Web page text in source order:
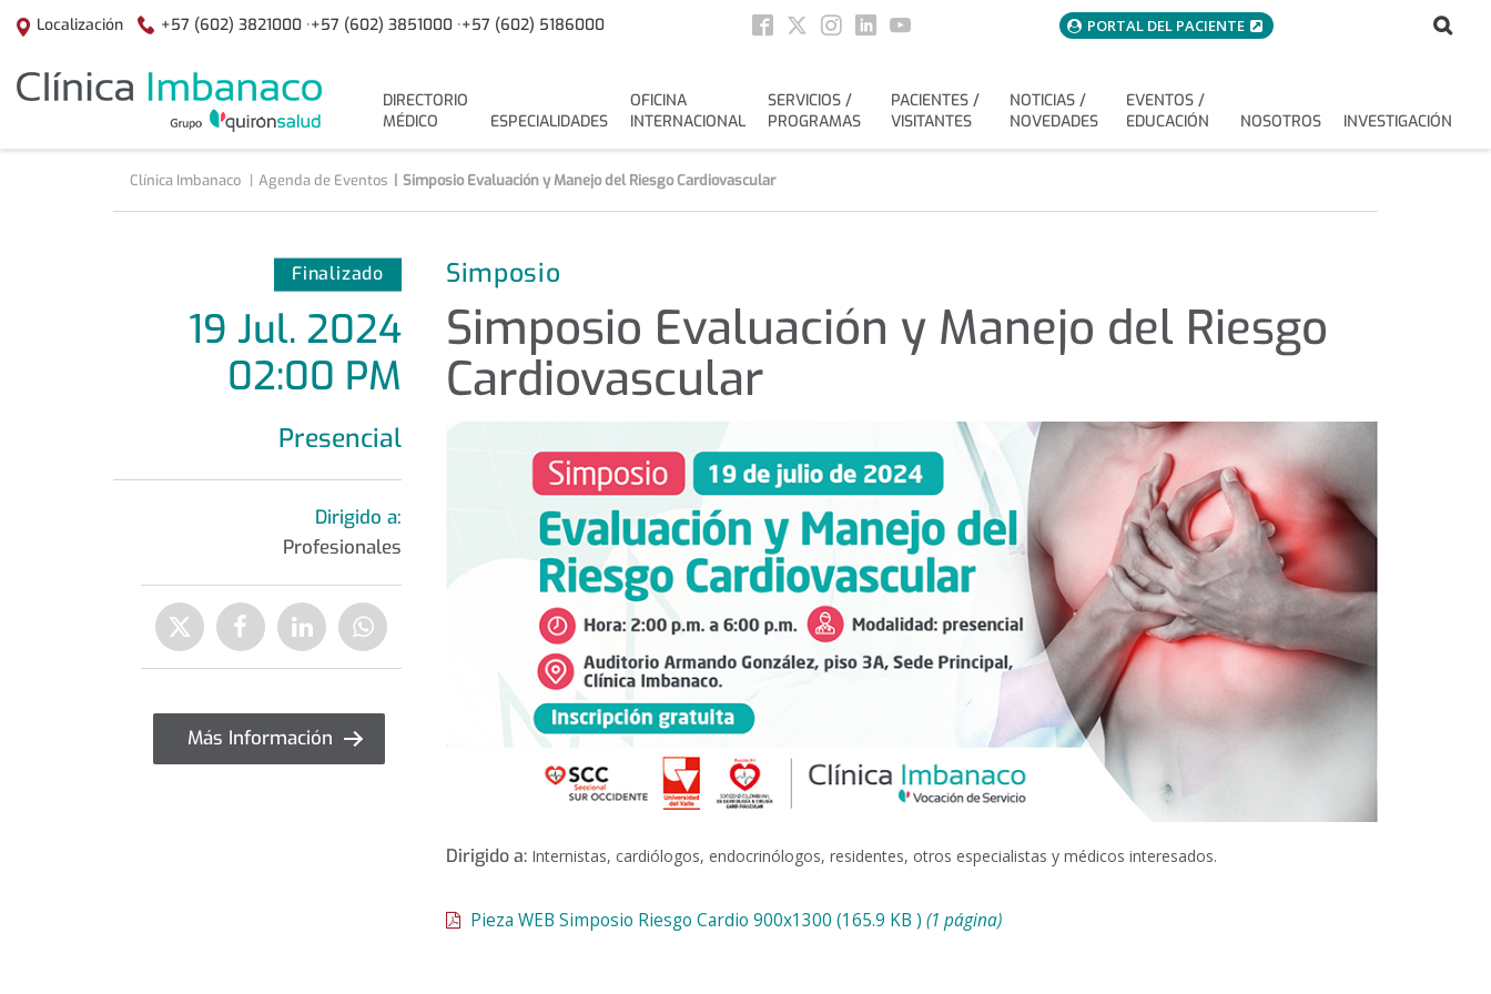
Localización +57 (602) 3821000 ·+57 (602) 3851000 ·+57 (602) 5186000
Social
menuAcceso
PORTAL DEL PACIENTE
Buscar
DIRECTORIO
MÉDICO
ESPECIALIDADES
OFICINA
INTERNACIONAL
SERVICIOS /
PROGRAMAS
PACIENTES /
VISITANTES
NOTICIAS /
NOVEDADES
EVENTOS /
EDUCACIÓN
NOSOTROS INVESTIGACIÓN
Clínica Imbanaco Agenda de Eventos Simposio Evaluación y Manejo del Riesgo Cardiovascular
Finalizado
19 Jul. 2024
02:00 PM
Presencial
Dirigido a:
Profesionales
CompartirEnviar
a
Compartir
en
Compartir
en
Compartir
en
Más Información
Simposio
Simposio Evaluación y Manejo del Riesgo
Cardiovascular
Dirigido a: Internistas, cardiólogos, endocrinólogos, residentes, otros especialistas y médicos interesados.
Pieza WEB Simposio Riesgo Cardio 900x1300 (165.9 KB ) (1 página)